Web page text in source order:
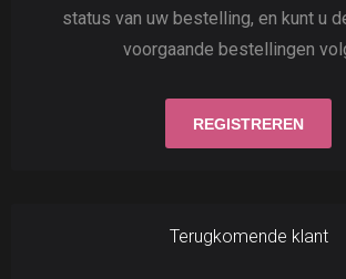
status van uw bestelling, en kunt u
voorgaande bestellingen
Terugkomende klant